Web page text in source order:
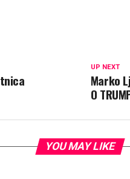
UP NEXT
Marko
O
YOU MAY LIKE